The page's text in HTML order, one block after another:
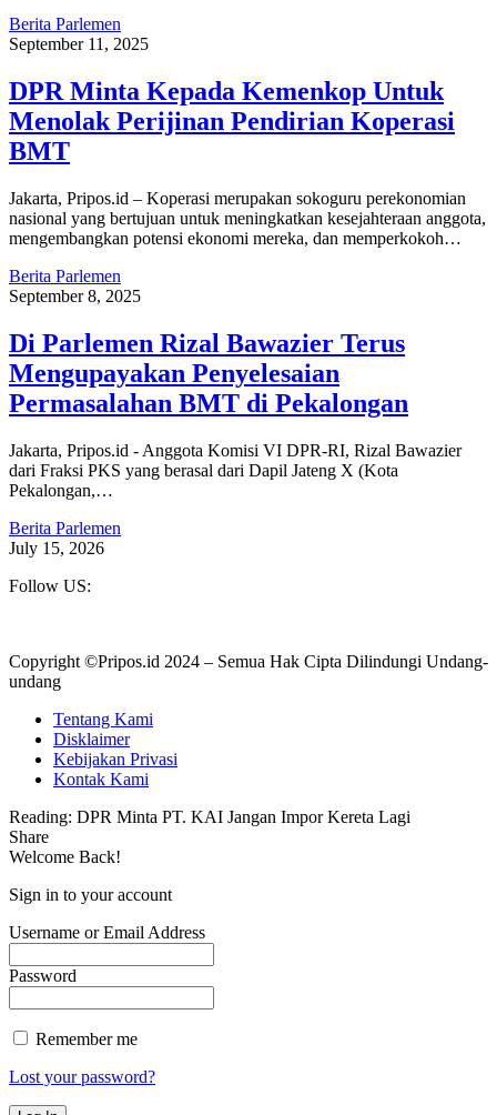
Berita Parlemen
September 11, 2025
DPR Minta Kepada Kemenkop Untuk
Menolak Perijinan Pendirian Koperasi
BMT
Jakarta, Pripos.id – Koperasi merupakan sokoguru perekonomian
nasional yang bertujuan untuk meningkatkan kesejahteraan anggota,
mengembangkan potensi ekonomi mereka, dan memperkokoh…
Berita Parlemen
September 8, 2025
Di Parlemen Rizal Bawazier Terus
Mengupayakan Penyelesaian
Permasalahan BMT di Pekalongan
Jakarta, Pripos.id - Anggota Komisi VI DPR-RI, Rizal Bawazier
dari Fraksi PKS yang berasal dari Dapil Jateng X (Kota
Pekalongan,…
Berita Parlemen
July 15, 2026
Follow US:
Copyright ©Pripos.id 2024 – Semua Hak Cipta Dilindungi Undang-
undang
Tentang Kami
Disklaimer
Kebijakan Privasi
Kontak Kami
Reading: DPR Minta PT. KAI Jangan Impor Kereta Lagi
Share
Welcome Back!
Sign in to your account
Username or Email Address
Password
Remember me
Lost your password?